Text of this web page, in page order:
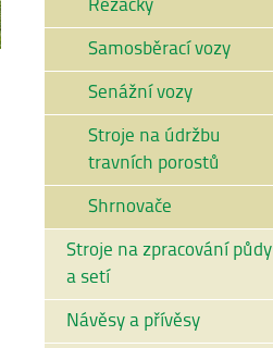
Řezačky
Samosběrací vozy
Senážní vozy
Stroje na údržbu
travních porostů
Shrnovače
Stroje na zpracování půdy
a setí
Návěsy a přívěsy